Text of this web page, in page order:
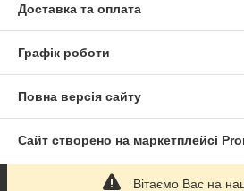
Доставка та оплата
Графік роботи
Повна версія сайту
Сайт створено на маркетплейсі
Політика конфіденційності
Вітаємо Вас на